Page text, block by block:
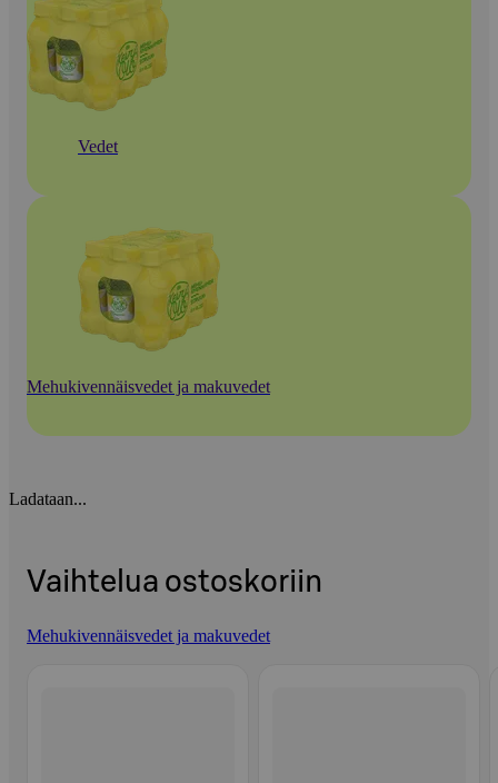
Vedet
Mehukivennäisvedet ja makuvedet
Ladataan...
Vaihtelua ostoskoriin
Mehukivennäisvedet ja makuvedet